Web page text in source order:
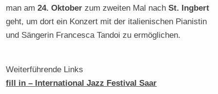
man am24. Oktober zum zweiten Mal nachSt. Ingbert
geht, um dort ein Konzert mit der italienischen Pianistin
und Sängerin Francesca Tandoi zu ermöglichen.
Weiterführende Links
fill in – International Jazz Festival Saar